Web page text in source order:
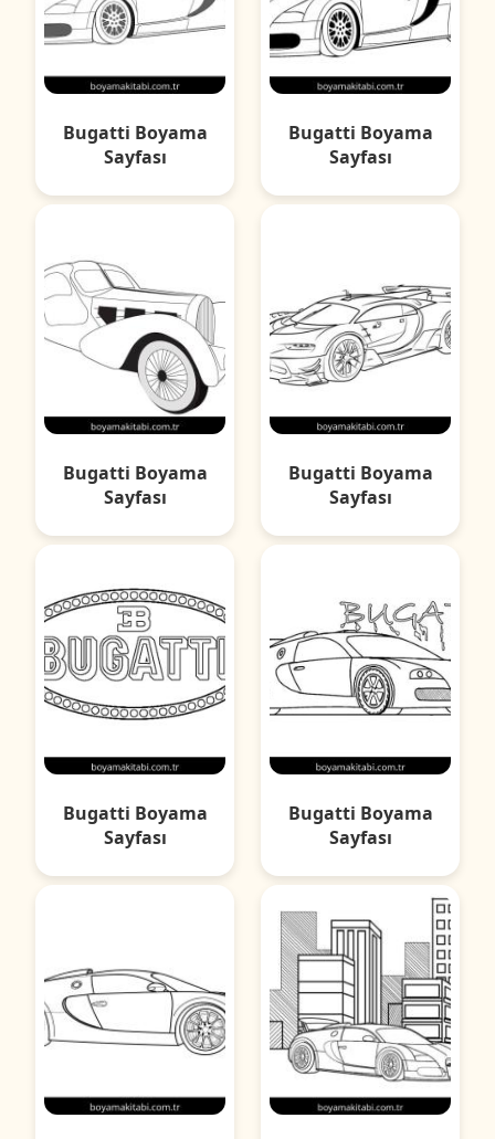
Bugatti Boyama
Sayfası
Bugatti Boyama
Sayfası
Bugatti Boyama
Sayfası
Bugatti Boyama
Sayfası
Bugatti Boyama
Sayfası
Bugatti Boyama
Sayfası